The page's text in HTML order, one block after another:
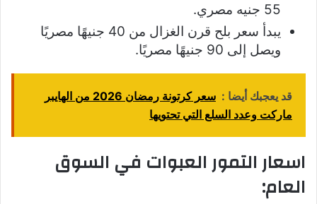
55 جنيه مصري.
يبدأ سعر بلح قرن الغزال من 40 جنيهًا مصريًا
ويصل إلى 90 جنيهًا مصريًا.
قد يعجبك أيضا :
سعر كرتونة رمضان 2026 من الهايبر
ماركت وعدد السلع التي تحتويها
اسعار التمور العبوات في السوق
العام: